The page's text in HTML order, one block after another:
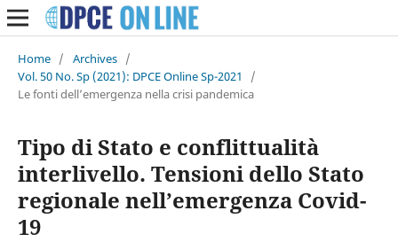
Home / Archives /
Vol. 50 No. Sp (2021): DPCE Online Sp-2021
/
Le fonti dell’emergenza nella crisi pandemica
Tipo di Stato e conflittualità
interlivello. Tensioni dello Stato
regionale nell’emergenza Covid-
19